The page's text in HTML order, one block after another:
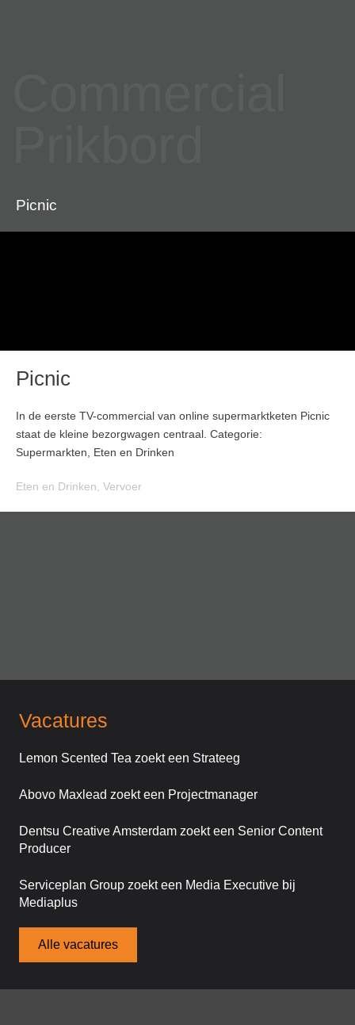
Picnic
Picnic
In de eerste TV-commercial van online supermarktketen Picnic
staat de kleine bezorgwagen centraal. Categorie:
Supermarkten, Eten en Drinken
Eten en Drinken Vervoer
Vacatures
Lemon Scented Tea zoekt een Strateeg
Abovo Maxlead zoekt een Projectmanager
Dentsu Creative Amsterdam zoekt een Senior Content
Producer
Serviceplan Group zoekt een Media Executive bij
Mediaplus
Alle vacatures